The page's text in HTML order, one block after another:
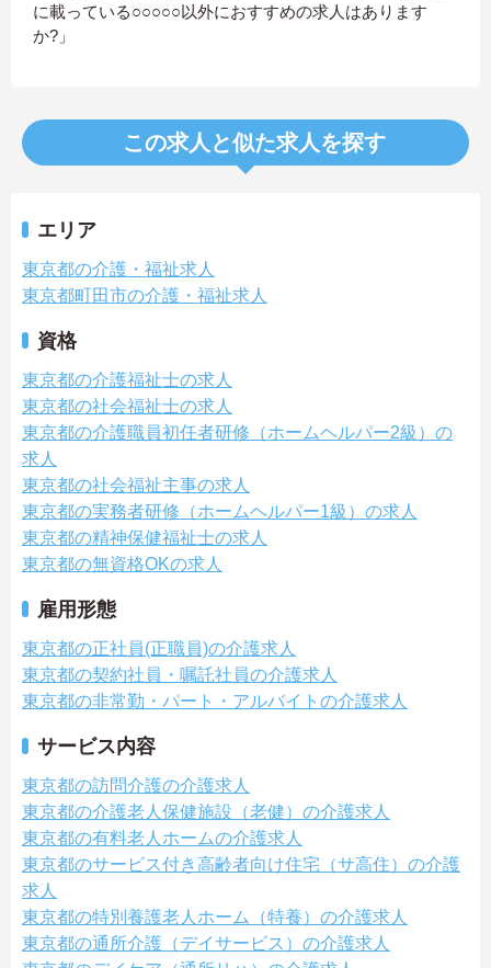
に載っている○○○○○以外におすすめの求人はあります
か?」
この求人と似た求人を探す
エリア
東京都の介護・福祉求人
東京都町田市の介護・福祉求人
資格
東京都の介護福祉士の求人
東京都の社会福祉士の求人
東京都の介護職員初任者研修（ホームヘルパー2級）の
求人
東京都の社会福祉主事の求人
東京都の実務者研修（ホームヘルパー1級）の求人
東京都の精神保健福祉士の求人
東京都の無資格OKの求人
雇用形態
東京都の正社員(正職員)の介護求人
東京都の契約社員・嘱託社員の介護求人
東京都の非常勤・パート・アルバイトの介護求人
サービス内容
東京都の訪問介護の介護求人
東京都の介護老人保健施設（老健）の介護求人
東京都の有料老人ホームの介護求人
東京都のサービス付き高齢者向け住宅（サ高住）の介護
求人
東京都の特別養護老人ホーム（特養）の介護求人
東京都の通所介護（デイサービス）の介護求人